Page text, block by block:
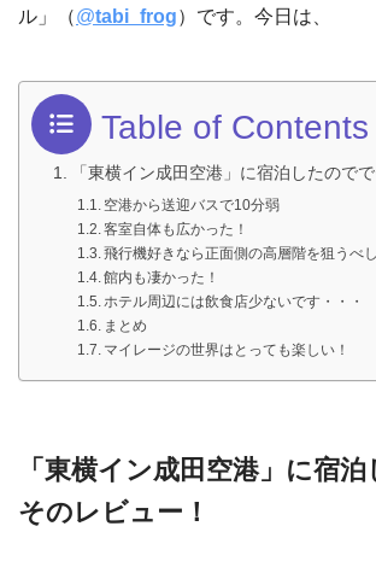
ル」（@tabi_frog）です。今日は、
Table of Contents
「東横イン成田空港」に宿泊したので
空港から送迎バスで10分弱
客室自体も広かった！
飛行機好きなら正面側の高層階を狙うべし
館内も凄かった！
ホテル周辺には飲食店少ないです・・・
まとめ
マイレージの世界はとっても楽しい！
「東横イン成田空港」に宿
そのレビュー！